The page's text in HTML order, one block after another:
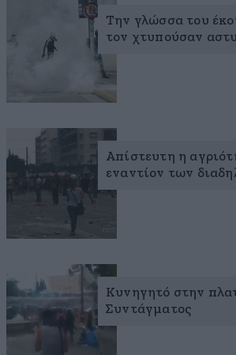
Την γλώσσα του
τον χτυπούσαν
Απίστευτη η
εναντίον των
Κυνηγητό στην
Συντάγματος